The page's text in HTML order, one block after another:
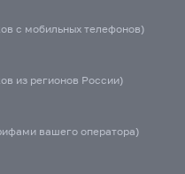
с мобильных телефонов)
из регионов России)
вашего оператора)